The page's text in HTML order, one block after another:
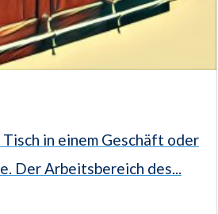
in einem Geschäft oder
Der Arbeitsbereich des...